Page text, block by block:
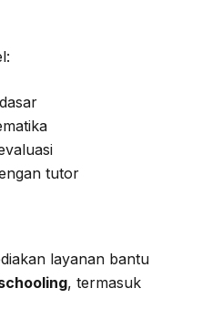
tutor
layanan bantu
, termasuk